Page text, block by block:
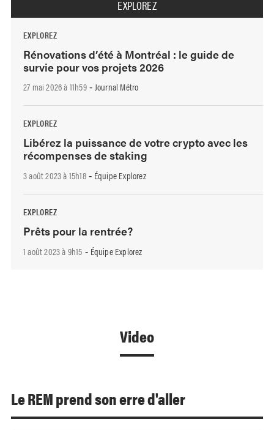
EXPLOREZ
EXPLOREZ
Rénovations d’été à Montréal : le guide de
survie pour vos projets 2026
27 mai 2026 à 11h59- Journal Métro
EXPLOREZ
Libérez la puissance de votre crypto avec les
récompenses de staking
3 août 2023 à 15h18- Équipe Explorez
EXPLOREZ
Prêts pour la rentrée?
1 août 2023 à 9h15 - Équipe Explorez
Video
Le REM prend son erre d'aller